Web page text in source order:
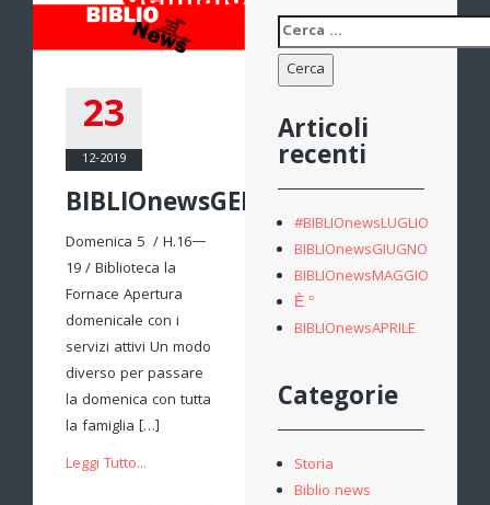
23
12-2019
BIBLIOnewsGENNAIO
Domenica 5 / H.16—
19 / Biblioteca la
Fornace Apertura
domenicale con i
servizi attivi Un modo
diverso per passare
la domenica con tutta
la famiglia […]
Leggi Tutto...
Ricerca
per:
Articoli
recenti
#BIBLIOnewsLUGLIO
BIBLIOnewsGIUGNO
BIBLIOnewsMAGGIO
È °
BIBLIOnewsAPRILE
Categorie
Storia
Biblio news